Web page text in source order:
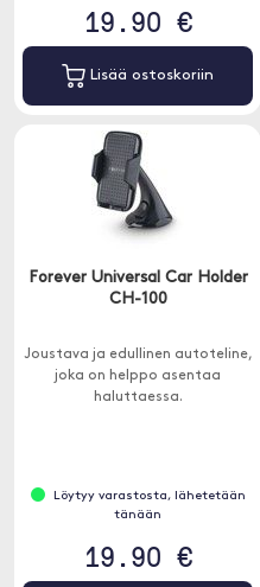
19.90 €
Lisää ostoskoriin
Forever Universal Car Holder
CH-100
Joustava ja edullinen autoteline,
joka on helppo asentaa
haluttaessa.
Löytyy varastosta, lähetetään
tänään
19.90 €